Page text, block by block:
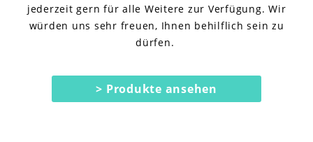
jederzeit gern für alle Weitere zur Verfügung. Wir
würden uns sehr freuen, Ihnen behilflich sein zu
dürfen.
> Produkte ansehen